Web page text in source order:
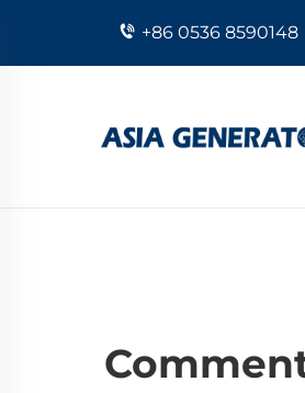
+86 0536 8590148